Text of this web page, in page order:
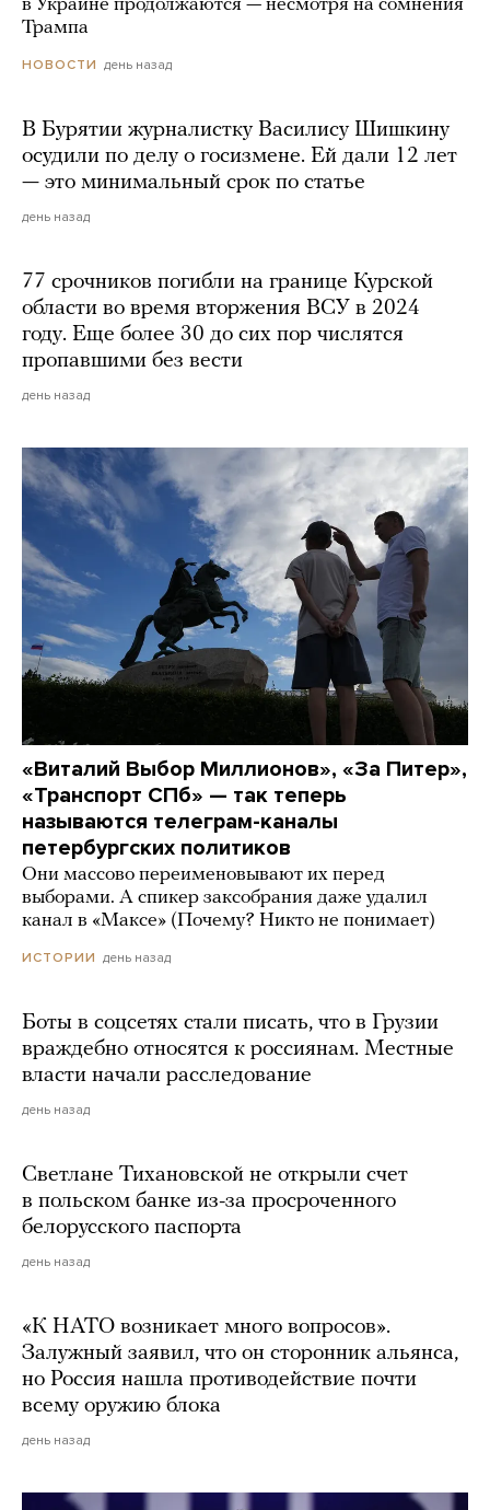
в Украине продолжаются — несмотря на сомнения
Трампа
НОВОСТИ день назад
В Бурятии журналистку Василису Шишкину
осудили по делу о госизмене. Ей дали 12 лет
— это минимальный срок по статье
день назад
77 срочников погибли на границе Курской
области во время вторжения ВСУ в 2024
году. Еще более 30 до сих пор числятся
пропавшими без вести
день назад
«Виталий Выбор Миллионов», «За Питер»,
«Транспорт СПб» — так теперь
называются телеграм-каналы
петербургских политиков
Они массово переименовывают их перед
выборами. А спикер заксобрания даже удалил
канал в «Максе» (Почему? Никто не понимает)
ИСТОРИИ день назад
Боты в соцсетях стали писать, что в Грузии
враждебно относятся к россиянам. Местные
власти начали расследование
день назад
Светлане Тихановской не открыли счет
в польском банке из-за просроченного
белорусского паспорта
день назад
«К НАТО возникает много вопросов».
Залужный заявил, что он сторонник альянса,
но Россия нашла противодействие почти
всему оружию блока
день назад